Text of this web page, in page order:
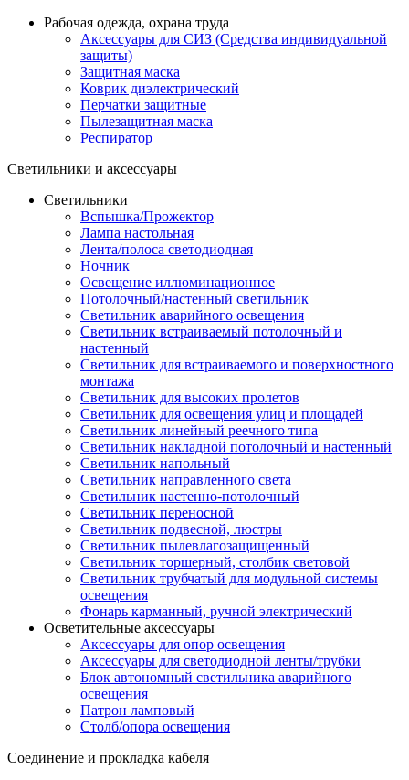
Рабочая одежда, охрана труда
Аксессуары для СИЗ (Средства индивидуальной
защиты)
Защитная маска
Коврик диэлектрический
Перчатки защитные
Пылезащитная маска
Респиратор
Светильники и аксессуары
Светильники
Вспышка/Прожектор
Лампа настольная
Лента/полоса светодиодная
Ночник
Освещение иллюминационное
Потолочный/настенный светильник
Светильник аварийного освещения
Светильник встраиваемый потолочный и
настенный
Светильник для встраиваемого и поверхностного
монтажа
Светильник для высоких пролетов
Светильник для освещения улиц и площадей
Светильник линейный реечного типа
Светильник накладной потолочный и настенный
Светильник напольный
Светильник направленного света
Светильник настенно-потолочный
Светильник переносной
Светильник подвесной, люстры
Светильник пылевлагозащищенный
Светильник торшерный, столбик световой
Светильник трубчатый для модульной системы
освещения
Фонарь карманный, ручной электрический
Осветительные аксессуары
Аксессуары для опор освещения
Аксессуары для светодиодной ленты/трубки
Блок автономный светильника аварийного
освещения
Патрон ламповый
Столб/опора освещения
Соединение и прокладка кабеля